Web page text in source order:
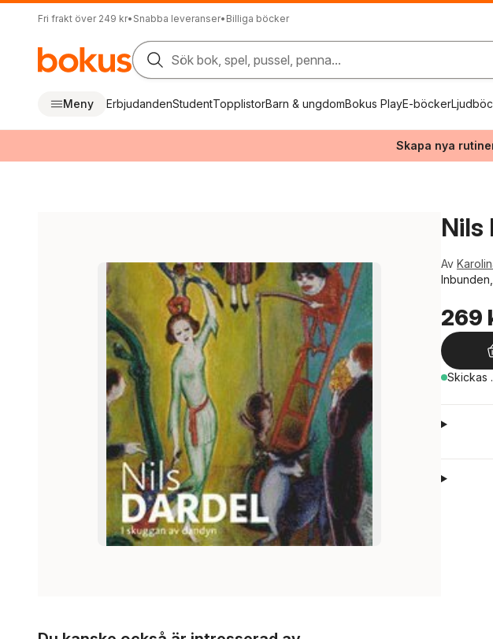
Fri frakt över 249 kr• Snabba leveranser• Billiga böcker
Sök bok, spel, pussel, penna...
Meny ErbjudandenStudentTopplistorBarn & ungdomBokus PlayE-böcker
Skapa nya
Nils
Av
269
Skickas .